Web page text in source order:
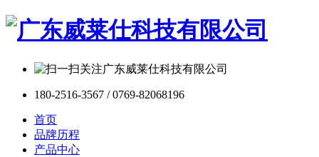
180-2516-3567 / 0769-82068196
首页
品牌历程
产品中心